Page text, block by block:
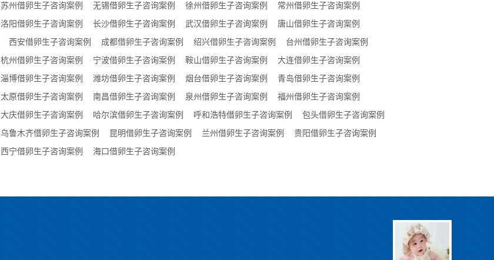
苏州借卵生子咨询案例 无锡借卵生子咨询案例 徐州借卵生子咨询案例
常州借卵生子咨询案例
洛阳借卵生子咨询案例 长沙借卵生子咨询案例 武汉借卵生子咨询案例
唐山借卵生子咨询案例
西安借卵生子咨询案例 成都借卵生子咨询案例 绍兴借卵生子咨询案例
台州借卵生子咨询案例
杭州借卵生子咨询案例 宁波借卵生子咨询案例 鞍山借卵生子咨询案例
大连借卵生子咨询案例
淄博借卵生子咨询案例 潍坊借卵生子咨询案例 烟台借卵生子咨询案例
青岛借卵生子咨询案例
太原借卵生子咨询案例 南昌借卵生子咨询案例 泉州借卵生子咨询案例
福州借卵生子咨询案例
大庆借卵生子咨询案例 哈尔滨借卵生子咨询案例 呼和浩特借卵生子咨询案例
包头借卵生子咨询案例
乌鲁木齐借卵生子咨询案例 昆明借卵生子咨询案例 兰州借卵生子咨询案例
贵阳借卵生子咨询案例
西宁借卵生子咨询案例 海口借卵生子咨询案例